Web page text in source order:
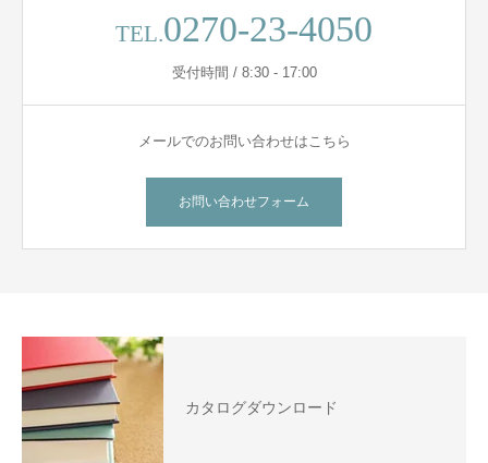
TEL.0270-23-4050
受付時間 / 8:30 - 17:00
メールでのお問い合わせはこちら
お問い合わせフォーム
カタログダウンロード